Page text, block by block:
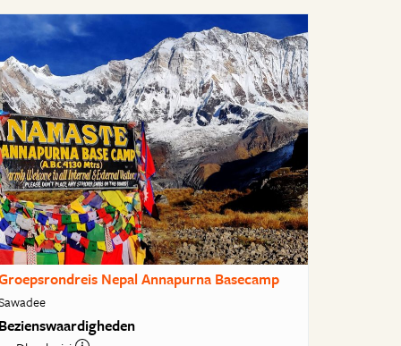
Nepal Annapurna Basecamp